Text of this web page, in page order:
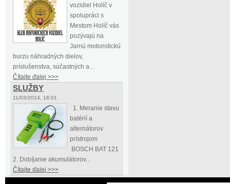
vozidiel Holíč v
spolupráci s
Mestom Holíč vás
pozývajú na
Jarnú motoristickú
burzu náhradných dielov,
príslušenstva, súčastných a...
Čítajte ďalej >>>
SLUŽBY
11/03/2014, 18:01
1. Meranie stavu
batérií a
alternátorov
prístrojom
BOSCH BAT 121
2. Dobíjanie akumulátorov...
Čítajte ďalej >>>